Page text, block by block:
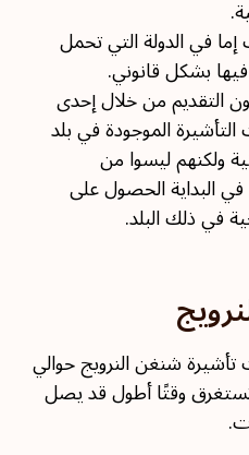
في الدولة التي تحمل
بشكل قانوني.
التقديم من خلال إحدى
الموجودة في بلد
ولكنهم ليسوا من
البداية الحصول على
في ذلك البلد.
شنغن النرويج حوالي
تستغرق وقتًا أطول قد يصل